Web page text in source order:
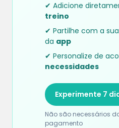
✔ Adicione
treino
✔ Partilhe com a
da app
✔ Personalize de
necessidades
Experimente 7
Não são necessários
pagamento